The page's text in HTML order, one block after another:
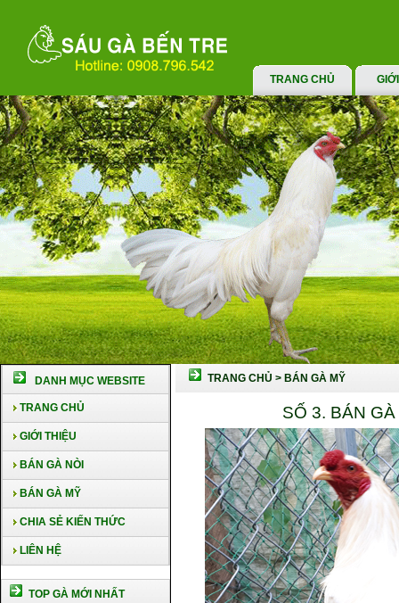
TRANG CHỦ
DANH MỤC WEBSITE
TRANG CHỦ
GIỚI THIỆU
BÁN GÀ NÒI
BÁN GÀ MỸ
CHIA SẺ KIẾN THỨC
LIÊN HỆ
TOP GÀ MỚI NHẤT
TRANG CHỦ > BÁN GÀ MỸ
SỐ 3. BÁN